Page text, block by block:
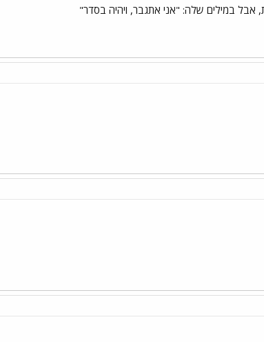
במילים שלה: "אני אתגבר, ויהיה בסדר"